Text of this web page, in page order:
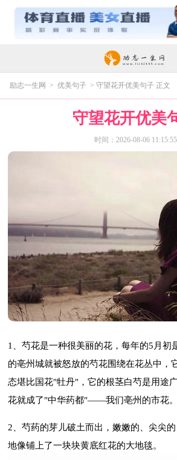
励志一生网 > 优美句子 > 守望花开优美句子 正文
守望花开优美
时间：2026-08-06 11:15:55
1、芍花是一种很美丽的花，每年的5月初
的亳州城就被怒放的芍花围绕在花丛中，
态堪比国花"牡丹"，它的根茎白芍是用途
花就成了"中华药都"——我们亳州的市花。
2、芍药的芽儿破土而出，嫩嫩的、尖尖
地像铺上了一块块黄底红花的大地毯。